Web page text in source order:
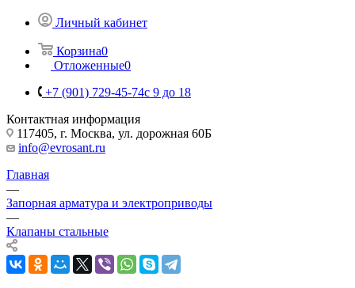
Личный кабинет
Корзина0
Отложенные0
+7 (901) 729-45-74c 9 до 18
Контактная информация
117405, г. Москва, ул. дорожная 60Б
info@evrosant.ru
Главная
—
Запорная арматура и электроприводы
—
Клапаны стальные